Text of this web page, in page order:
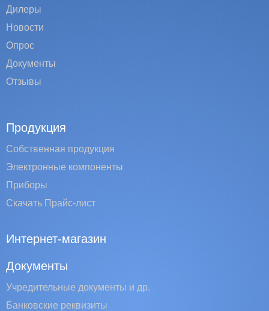
Дилеры
Новости
Опрос
Документы
Отзывы
Продукция
Собственная продукция
Электронные компоненты
Приборы
Скачать Прайс-лист
Интернет-магазин
Документы
Учредительные документы и др.
Банковские реквизиты